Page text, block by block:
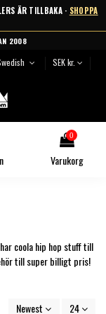
ÄR TILLBAKA · SHOPPA
2008
SEK kr.
0
Varukorg
coola hip hop stuff till
till super billigt pris!
Newest 24